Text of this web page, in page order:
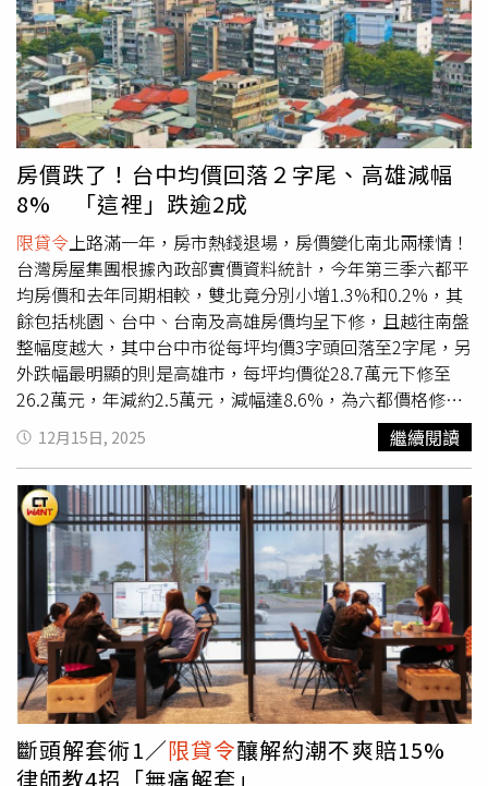
入與提取，避免價格由少數合法土資場壟斷，「現在全台約
1.5萬家建設公司，卻只有140家合法土資場，這樣的市場結
構公平會也該介入看看。」在場幾位理事長語氣都相當激
動。劉守禮直言，過去幾波打房與土方新制，給業界的感受
是「政策反覆且漠視信賴保護原則」，「前年9月19日宣布
打房，隔天就實施，這種說改就改的做法，讓老百姓無所適
從。」多位理事長共同示警，若土方新制不暫緩、最終處理
場不補足，信用管制與豪宅貸款標準又持續凍結，營建業恐
迎來集體資金斷鏈，房市也將從目前的「量縮、價撐」走向
完全停滯，「最後市場沒人、沒量、沒流動，最後變成一灘
死水。」
本規模較小的建商造成明顯壓力，萬一資金斷鏈，將引發爛
尾潮。「這問題比打炒房、限貸令更嚴重、更棘手。政府不
趕快改進，真的快完蛋了！」北市建商聖得福建設預售案
「豐萃」近日雖舉行開工典禮，但執行長洪正雄即表示，現
在也只能先做假設工程、鄰房保護，邊觀望農曆年後土方政
策的走向，看政府有沒有魄力把土方的事解決。591新建案
總編輯李忠哲提醒，土方之亂短期衝擊雖集中在建商、營造
及土方等上游業者，對消費者的直接影響看似有限，但若長
期無法有效解套，最終承擔代價的仍是購屋族。他回顧前幾
年「缺工缺料」戲碼，當時便是相關成本等費用，透過房價
轉嫁給消費者，導致一波房價上漲，如今很可能歷史重演，
因此影響程度不容忽視。
可能考慮到出口匯率問題，所以還是守住利率不放，這個外
界應該可以理解。對於不動產信用管制部分，他說，前幾天
看到央行最新統計數據，十月底建築貸款餘額年增率僅
0.01％，也就是在房市景氣低迷下，多數開發商根本不願買
地，也不願開工，導致建築貸款餘額將出現九年來首次負成
長。賴正鎰提到，加上前11個月六大都會區建物買賣移轉棟
數合計為18萬4704棟，較去年同期年減26.1%，創下同期
新低之外，全台全年的買賣轉移棟數推估可能降至26.5萬棟
左右，台中台南跟高雄的房價已有降低。但其實很多自住的
換屋族在貸款成數仍受到管制情況下，加上多家銀行房貸利
率也創新高，來到2.6%至3.0%，購屋族群苦不堪言。賴正
鎰認為，在房市已明顯降溫的當下，建議央行在相關管制方
面是否能再適度修正，包括央行豪宅限貸令，台北市房價
8000萬元房貸僅能貸到三、四成，且無寬限期，他建議認
定豪宅標準要上調到1億元；新北市7000萬元提高為8000萬
元，台中則要從4000萬元上調為5000萬元；非六都地區
2200萬元則提高為3000萬元，同時取消限制開放第二戶的
自住客貸款成數。讓自住或換屋族群可以貸到款，順利換
屋；另外開發商的土建融成數應再拉高，並取消18個月開工
令。)(央行按兵不動！ 房市管制未鬆綁 景氣趨勢專家們全
說了愈打愈高？ 10大行政區房價上漲逾一成 「這區」勁揚
56.5%買房「這文件」談得差不多才能要？ 專家搖頭：沒拿
到前別出價
房價跌了！台中均價回落２字尾、高雄減幅
8% 「這裡」跌逾2成
限貸令 上路滿一年，房市熱錢退場，房價變化南北兩樣情！
台灣房屋集團根據內政部實價資料統計，今年第三季六都平
均房價和去年同期相較，雙北竟分別小增1.3%和0.2%，其
餘包括桃園、台中、台南及高雄房價均呈下修，且越往南盤
整幅度越大，其中台中市從每坪均價3字頭回落至2字尾，另
外跌幅最明顯的則是高雄市，每坪均價從28.7萬元下修至
26.2萬元，年減約2.5萬元，減幅達8.6%，為六都價格修正
幅度最大的城市，落以行政區而言，台南北區跌幅超過2成
最甚，六都房價呈現「北穩南弱」。台灣房屋集團趨勢中心
執行長張旭嵐表示，去年Q3以前房市受新青安貸款資金挹
注，全台房市熱賣狂漲，而
限貸令去年9月底上路後至今逾
一年，熱錢浪潮退，裸泳者逐漸浮現！尤其近年受科技題材
發酵案量增、房價飛的南二都，在今年投資族陸續退場後，
整體買氣趨緩，市場剩首購自住撐盤，「不追價、反殺價」
的態度，成交物件多轉向低總價物件，回歸基本面的價量調
整期，房價修正幅度也因而更明顯。反觀雙北雖同樣面對高
房價與限貸壓力，但因具備就業機會集中、人口紅利與剛性
需求穩定等因素，加上Q3北士科選址議題塵埃落定，不動
產市場相對穩健，整體市場支撐力仍相對充足。觀察六都
Q3各行政區漲幅表現，中南部跌幅較深，包括台中東區、
高雄鼓山區均有逾1成跌幅，台南北區跌幅更超過2成，是六
12月15日, 2025 繼續閱讀
斷頭解套術1／限貸令釀解約潮不爽賠15%
律師教4招「無痛解套」